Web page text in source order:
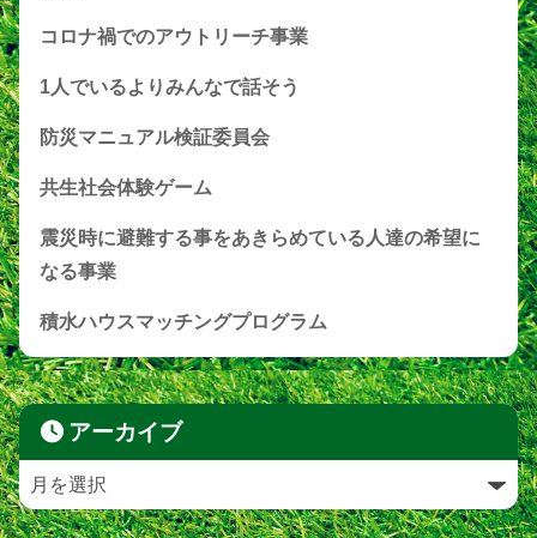
コロナ禍でのアウトリーチ事業
1人でいるよりみんなで話そう
防災マニュアル検証委員会
共生社会体験ゲーム
震災時に避難する事をあきらめている人達の希望に
なる事業
積水ハウスマッチングプログラム
アーカイブ